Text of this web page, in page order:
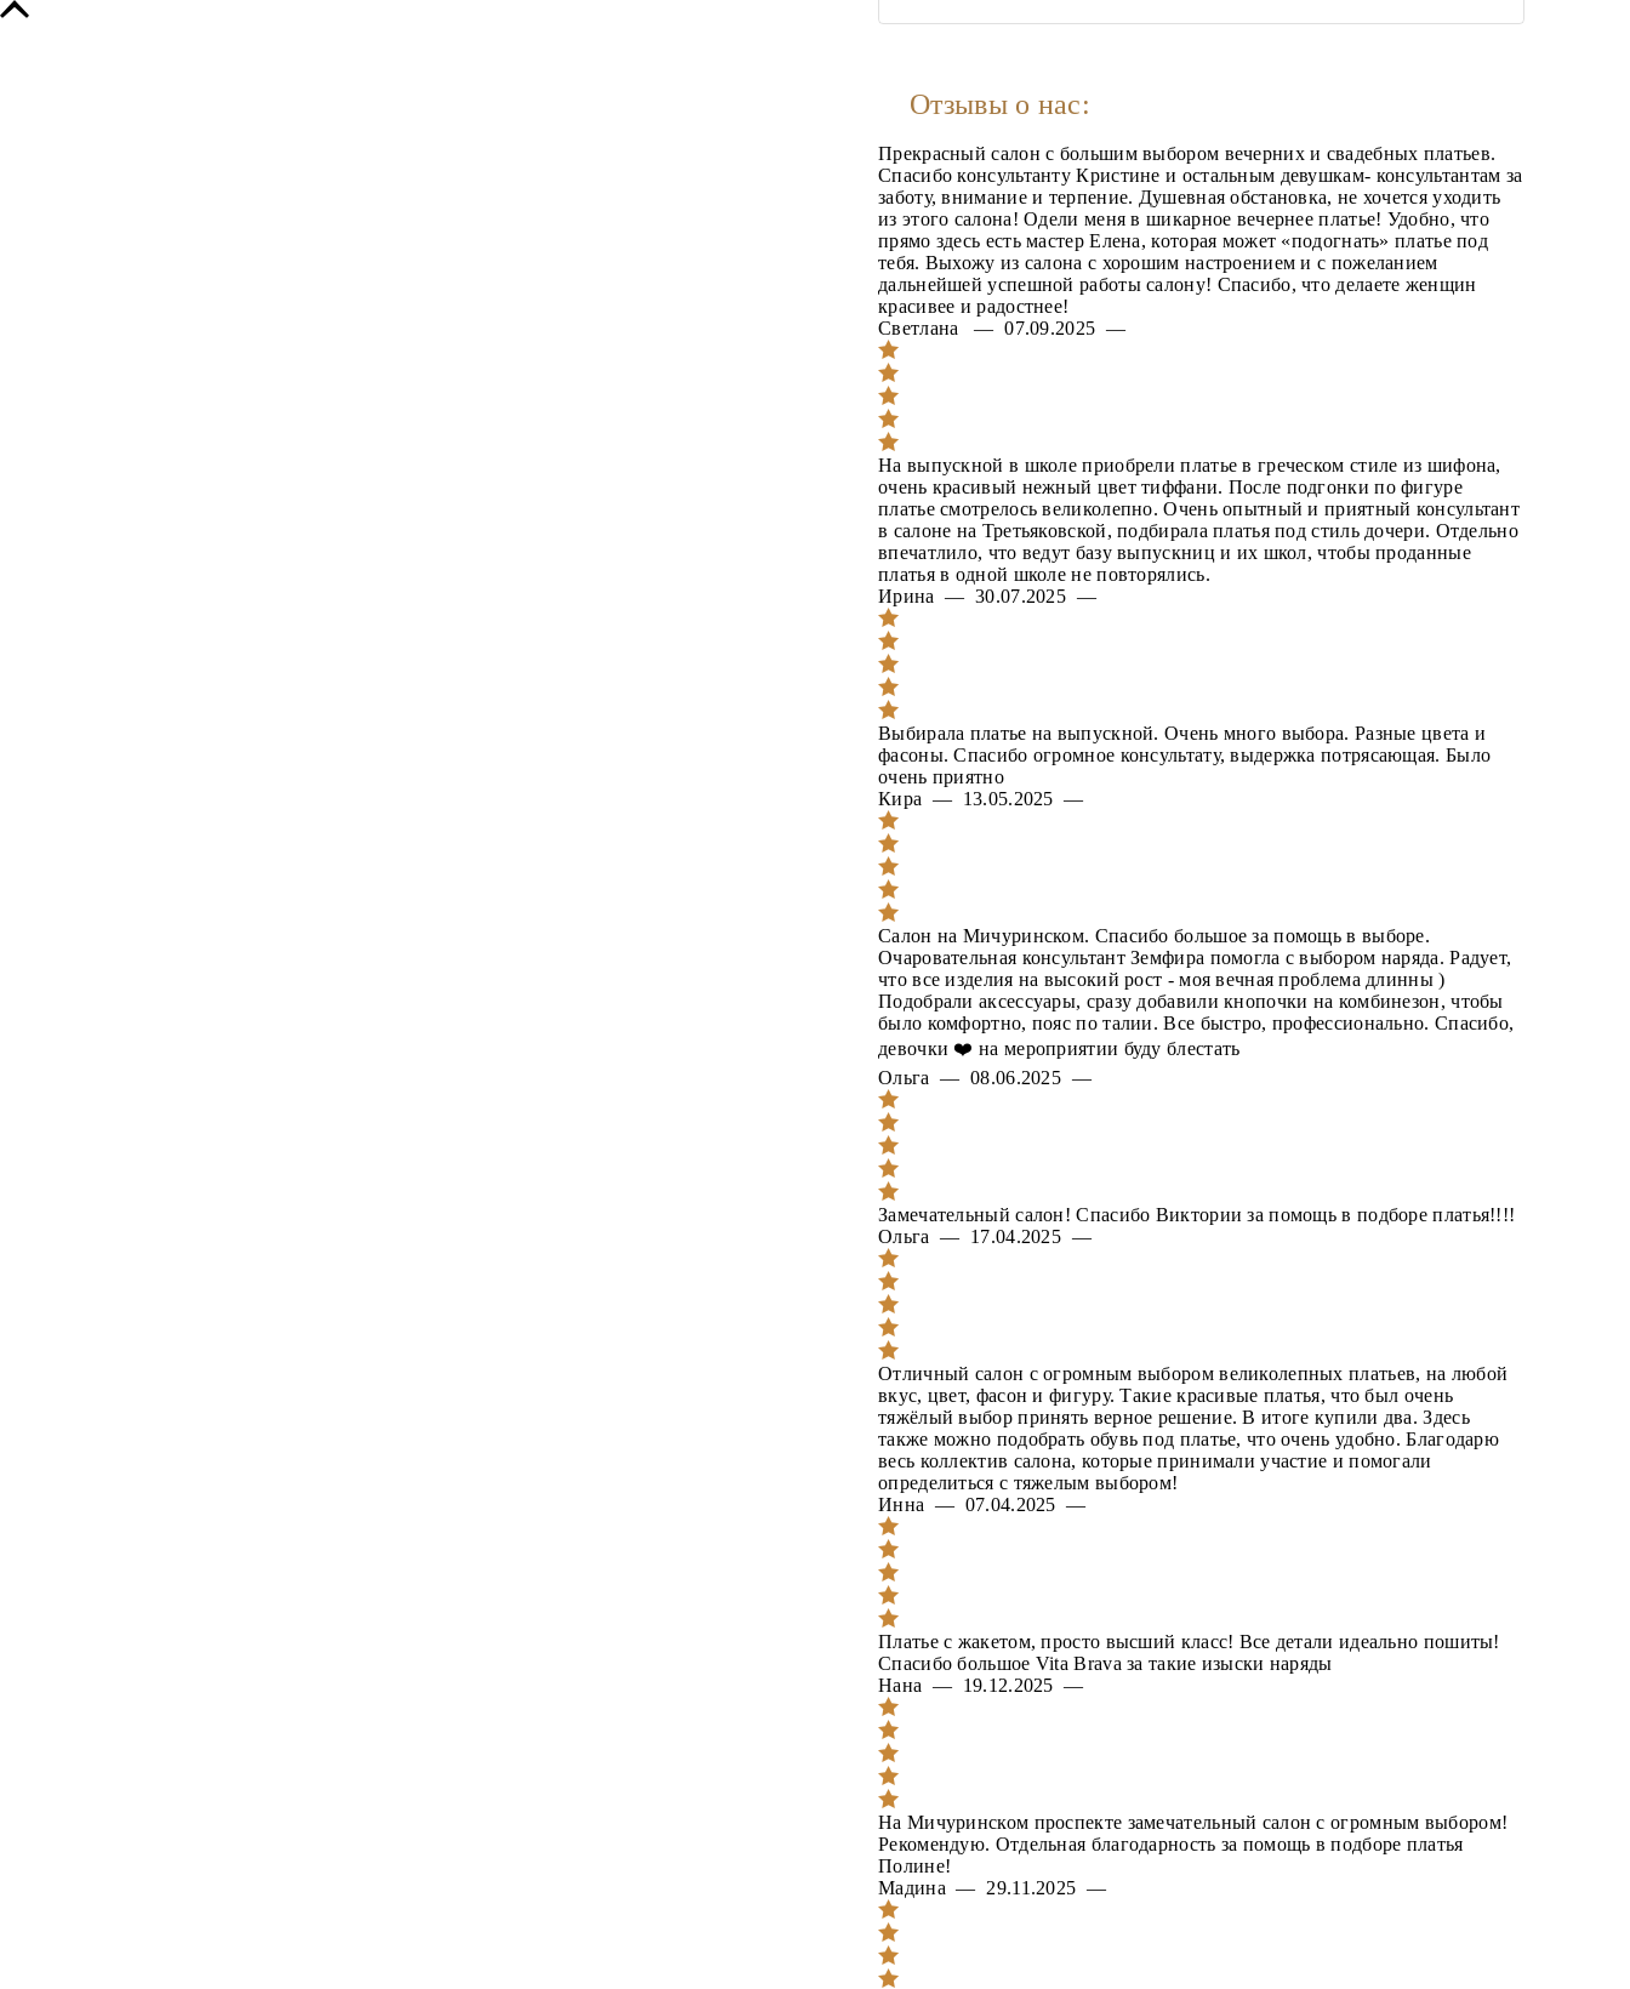
Отзывы о нас:
Прекрасный салон с большим выбором вечерних и свадебных платьев.
Спасибо консультанту Кристине и остальным девушкам- консультантам за
заботу, внимание и терпение. Душевная обстановка, не хочется уходить
из этого салона! Одели меня в шикарное вечернее платье! Удобно, что
прямо здесь есть мастер Елена, которая может «подогнать» платье под
тебя. Выхожу из салона с хорошим настроением и с пожеланием
дальнейшей успешной работы салону! Спасибо, что делаете женщин
красивее и радостнее!
Светлана — 07.09.2025 —
На выпускной в школе приобрели платье в греческом стиле из шифона,
очень красивый нежный цвет тиффани. После подгонки по фигуре
платье смотрелось великолепно. Очень опытный и приятный консультант
в салоне на Третьяковской, подбирала платья под стиль дочери. Отдельно
впечатлило, что ведут базу выпускниц и их школ, чтобы проданные
платья в одной школе не повторялись.
Ирина — 30.07.2025 —
Выбирала платье на выпускной. Очень много выбора. Разные цвета и
фасоны. Спасибо огромное консультату, выдержка потрясающая. Было
очень приятно
Кира — 13.05.2025 —
Салон на Мичуринском. Спасибо большое за помощь в выборе.
Очаровательная консультант Земфира помогла с выбором наряда. Радует,
что все изделия на высокий рост - моя вечная проблема длинны )
Подобрали аксессуары, сразу добавили кнопочки на комбинезон, чтобы
было комфортно, пояс по талии. Все быстро, профессионально. Спасибо,
девочки ❤️ на мероприятии буду блестать
Ольга — 08.06.2025 —
Замечательный салон! Спасибо Виктории за помощь в подборе платья!!!!
Ольга — 17.04.2025 —
Отличный салон с огромным выбором великолепных платьев, на любой
вкус, цвет, фасон и фигуру. Такие красивые платья, что был очень
тяжёлый выбор принять верное решение. В итоге купили два. Здесь
также можно подобрать обувь под платье, что очень удобно. Благодарю
весь коллектив салона, которые принимали участие и помогали
определиться с тяжелым выбором!
Инна — 07.04.2025 —
Платье с жакетом, просто высший класс! Все детали идеально пошиты!
Спасибо большое Vita Brava за такие изыски наряды
Нана — 19.12.2025 —
На Мичуринском проспекте замечательный салон с огромным выбором!
Рекомендую. Отдельная благодарность за помощь в подборе платья
Полине!
Мадина — 29.11.2025 —